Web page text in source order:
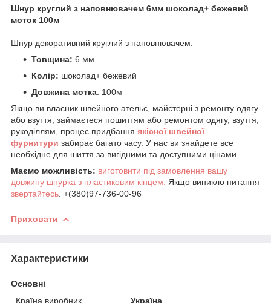
Шнур круглий з наповнювачем 6мм шоколад+ бежевий
моток 100м
Шнур декоративний круглий з наповнювачем.
Товщина: 6 мм
Колір: шоколад+ бежевий
Довжина мотка: 100м
Якщо ви власник швейного ательє, майстерні з ремонту одягу
або взуття, займаєтеся пошиттям або ремонтом одягу, взуття,
рукоділлям, процес придбання якісної швейної
фурнитури забирає багато часу. У нас ви знайдете все
необхідне для шиття за вигідними та доступними цінами.
Маємо можливість: виготовити під замовлення вашу
довжину шнурка з пластиковим кінцем.
Якщо виникло питання
звертайтесь . +(380)97-736-00-96
Приховати
Характеристики
Основні
Країна виробник
Україна